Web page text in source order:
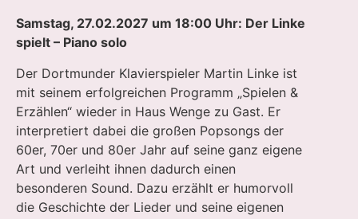
Samstag, 27.02.2027 um 18:00 Uhr: Der Linke
spielt – Piano solo
Der Dortmunder Klavierspieler Martin Linke ist
mit seinem erfolgreichen Programm „Spielen &
Erzählen“ wieder in Haus Wenge zu Gast. Er
interpretiert dabei die großen Popsongs der
60er, 70er und 80er Jahr auf seine ganz eigene
Art und verleiht ihnen dadurch einen
besonderen Sound. Dazu erzählt er humorvoll
die Geschichte der Lieder und seine eigenen